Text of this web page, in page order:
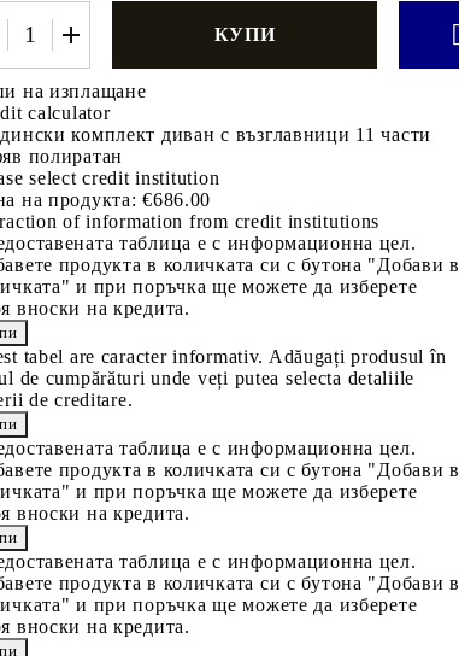
на изплащане
calculator
комплект диван с възглавници 11 части
полиратан
select credit institution
на продукта: €686.00
of information from credit institutions
таблица е с информационна цел.
продукта в количката си с бутона "Добави в
и при поръчка ще можете да изберете
вноски на кредита.
tabel are caracter informativ. Adăugați produsul în
de cumpărături unde veți putea selecta detaliile
de creditare.
таблица е с информационна цел.
продукта в количката си с бутона "Добави в
и при поръчка ще можете да изберете
вноски на кредита.
таблица е с информационна цел.
продукта в количката си с бутона "Добави в
и при поръчка ще можете да изберете
вноски на кредита.